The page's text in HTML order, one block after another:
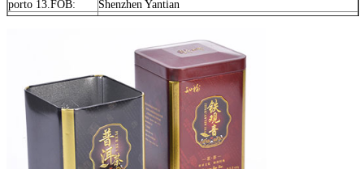
porto 13.FOB:
Shenzhen Yantian
Guangdong, Cina